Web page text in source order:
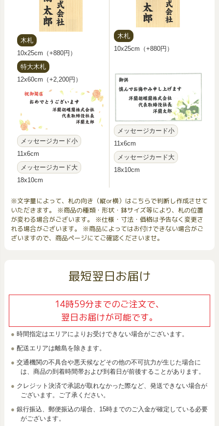
木札
10x25cm（+880円）
特大木札
12x60cm（+2,200円）
メッセージカード小
11x6cm
メッセージカード大
18x10cm
木札
10x25cm（+880円）
メッセージカード小
11x6cm
メッセージカード大
18x10cm
※文字量によって、札の向き（縦or横）はこちらで判断し作成させて
いただきます。 ※商品の種類・形状・鉢サイズ等により、札の位置
が変わる場合がございます。 ※仕様・寸法・価格は予告なく変更さ
れる場合がございます。 ※商品によってはお付けできない場合がご
ざいますので、商品ページにてご確認くださいませ。
最短翌日お届け
14時59分までのご注文で、
翌日お届けが可能です。
時間指定はエリアによりお受けできない場合がございます。
配送エリアは離島を除きます。
交通機関の不具合や悪天候などその他の不可抗力が生じた場合に
は、商品の到着時間帯および到着日が前後することがあります。
クレジット決済で承認が取れなかった際など、発送できない場合が
ございます。ご了承ください。
銀行振込、郵便振込の場合、15時までのご入金が確定している必要
がございます。